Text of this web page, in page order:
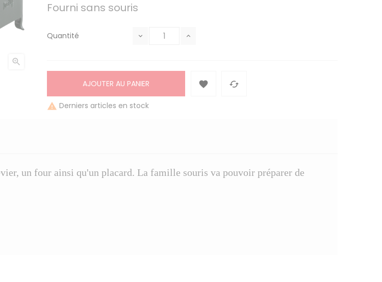

Fourni sans souris
Quantité
AJOUTER AU PANIER  
 Derniers articles en stock
un four ainsi qu'un placard. La famille souris va pouvoir préparer de